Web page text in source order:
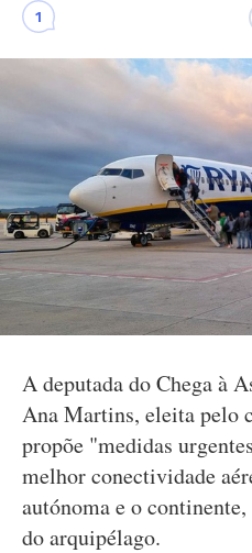
1
A deputada do Chega à
Ana Martins, eleita pelo
propõe "medidas
melhor conectividade
autónoma e o
do arquipélago.